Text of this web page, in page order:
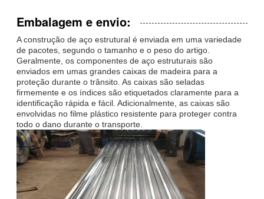
Embalagem e envio:
A construção de aço estrutural é enviada em uma variedade
de pacotes, segundo o tamanho e o peso do artigo.
Geralmente, os componentes de aço estruturais são
enviados em umas grandes caixas de madeira para a
proteção durante o trânsito. As caixas são seladas
firmemente e os índices são etiquetados claramente para a
identificação rápida e fácil. Adicionalmente, as caixas são
envolvidas no filme plástico resistente para proteger contra
todo o dano durante o transporte.